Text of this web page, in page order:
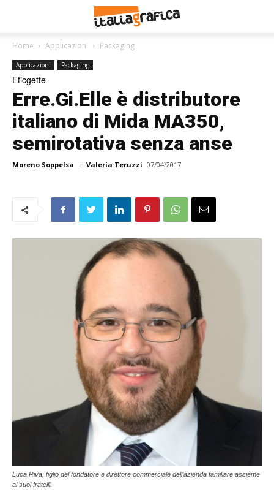
Home Applicazioni Packaging
Applicazioni Packaging
Eticgette
Erre.Gi.Elle è distributore
italiano di Mida MA350,
semirotativa senza anse
Moreno Soppelsa e Valeria Teruzzi 07/04/2017
Luca Riva, figlio del fondatore e direttore commerciale dell’azienda familiare assieme
ai suoi fratelli.